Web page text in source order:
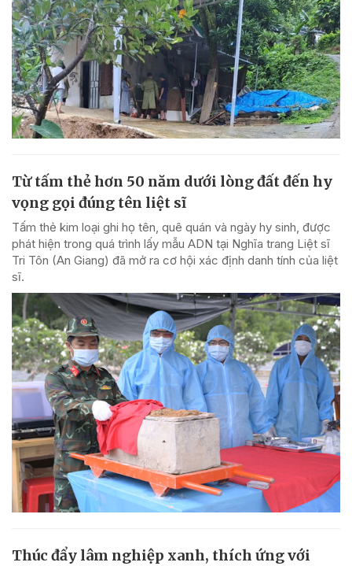
Từ tấm thẻ hơn 50 năm dưới lòng đất đến hy
vọng gọi đúng tên liệt sĩ
Tấm thẻ kim loại ghi họ tên, quê quán và ngày hy sinh, được
phát hiện trong quá trình lấy mẫu ADN tại Nghĩa trang Liệt sĩ
Tri Tôn (An Giang) đã mở ra cơ hội xác định danh tính của liệt
sĩ.
Thúc đẩy lâm nghiệp xanh, thích ứng với